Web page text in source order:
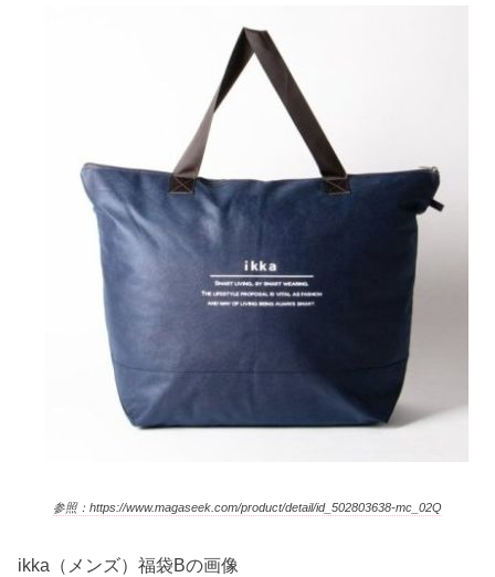
参照：https://www.magaseek.com/product/detail/id_502803638-mc_02Q
ikka（メンズ）福袋Bの画像